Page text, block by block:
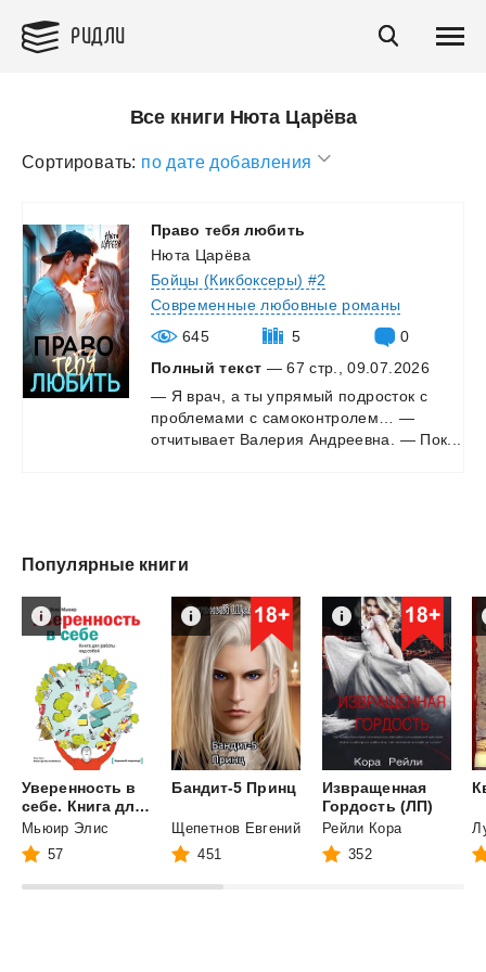
РИДЛИ
Все книги Нюта Царёва
Сортировать: по дате добавления
Право тебя любить
Нюта Царёва
Бойцы (Кикбоксеры) #2
Современные любовные романы
645
5
0
Полный текст — 67 стр., 09.07.2026
— Я врач, а ты упрямый подросток с
проблемами с самоконтролем…
—
отчитывает Валерия Андреевна. — Пок...
Популярные книги
Уверенность в
себе. Книга для работы над собой
Мьюир Элис
57
Бандит-5 Принц
Щепетнов Евгений
451
Извращенная
Гордость (ЛП)
Рейли Кора
352